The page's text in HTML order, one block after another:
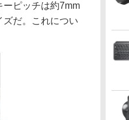
ピッチは約7mm
ズだ。これについ